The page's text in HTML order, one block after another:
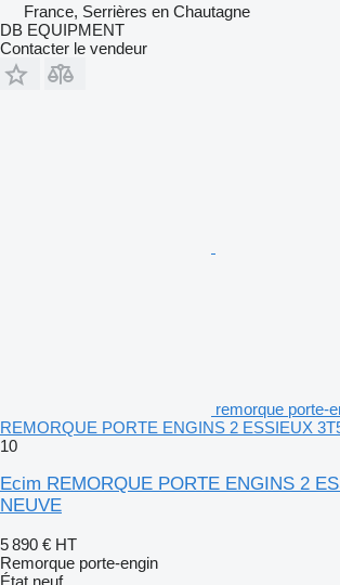
France, Serrières en Chautagne
DB EQUIPMENT
Contacter le vendeur
remorque porte-
REMORQUE PORTE ENGINS 2 ESSIEUX
10
Ecim REMORQUE PORTE ENGINS 2
NEUVE
5 890 € HT
Remorque porte-engin
État neuf